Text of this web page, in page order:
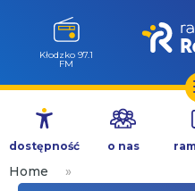
Przejdź
treści
Kłodzko 97.1
FM
dostępność o nas
Home
»